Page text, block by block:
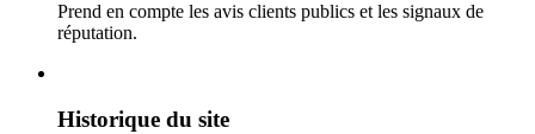
Prend en compte les avis clients publics et les signaux de
réputation.
Historique du site